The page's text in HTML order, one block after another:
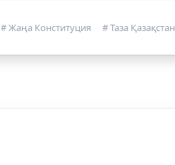
# Жаңа Конституция # Таза Қазақстан